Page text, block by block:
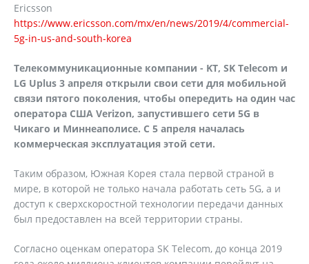
Ericsson
https://www.ericsson.com/mx/en/news/2019/4/commercial-
5g-in-us-and-south-korea
Телекоммуникационные компании - KT, SK Telecom и
LG Uplus 3 апреля открыли свои сети для мобильной
связи пятого поколения, чтобы опередить на один час
оператора США Verizon, запустившего сети 5G в
Чикаго и Миннеаполисе. С 5 апреля началась
коммерческая эксплуатация этой сети.
Таким образом, Южная Корея стала первой страной в
мире, в которой не только начала работать сеть 5G, а и
доступ к сверхскоростной технологии передачи данных
был предоставлен на всей территории страны.
Согласно оценкам оператора SK Telecom, до конца 2019